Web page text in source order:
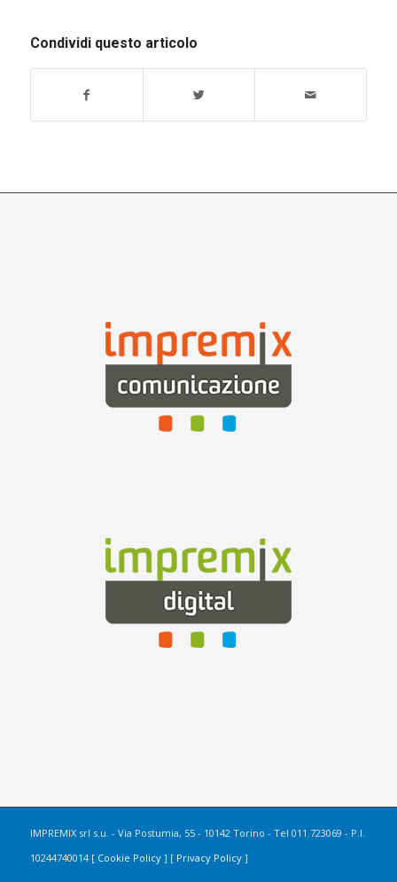
Condividi questo articolo
IMPREMIX srl s.u. - Via Postumia, 55 - 10142 Torino - Tel 011.723069 - P.I.
10244740014 [ Cookie Policy] [ Privacy Policy]